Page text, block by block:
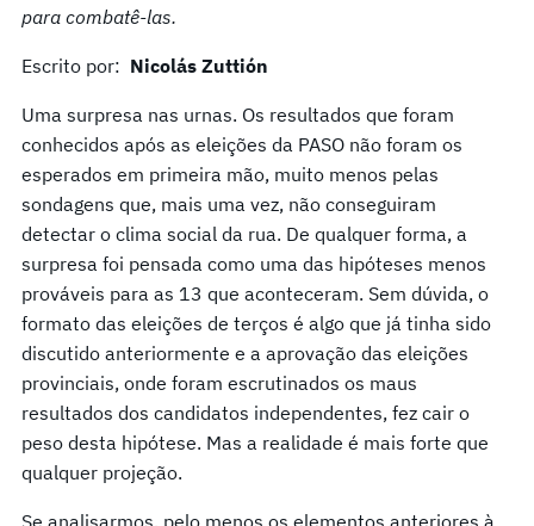
para combatê-las.
Escrito por: Nicolás Zuttión
Uma surpresa nas urnas. Os resultados que foram
conhecidos após as eleições da PASO não foram os
esperados em primeira mão, muito menos pelas
sondagens que, mais uma vez, não conseguiram
detectar o clima social da rua. De qualquer forma, a
surpresa foi pensada como uma das hipóteses menos
prováveis ​​para as 13 que aconteceram. Sem dúvida, o
formato das eleições de terços é algo que já tinha sido
discutido anteriormente e a aprovação das eleições
provinciais, onde foram escrutinados os maus
resultados dos candidatos independentes, fez cair o
peso desta hipótese. Mas a realidade é mais forte que
qualquer projeção.
Se analisarmos, pelo menos os elementos anteriores à